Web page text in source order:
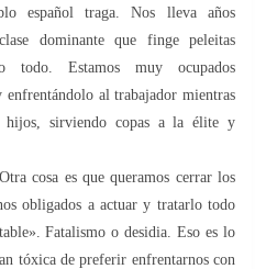
español traga. Nos lleva años
dominante que finge peleitas
todo. Estamos muy ocupados
al trabajador mientras
hijos, sirviendo copas a la élite y
cosa es que queramos cerrar los
obligados a actuar y tratarlo todo
Fatalismo o desidia. Eso es lo
tóxica de preferir enfrentarnos con